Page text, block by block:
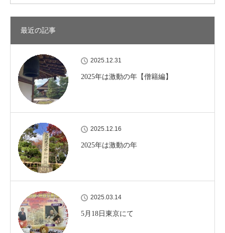
最近の記事
2025.12.31
2025年は激動の年【僧籍編】
2025.12.16
2025年は激動の年
2025.03.14
5月18日東京にて